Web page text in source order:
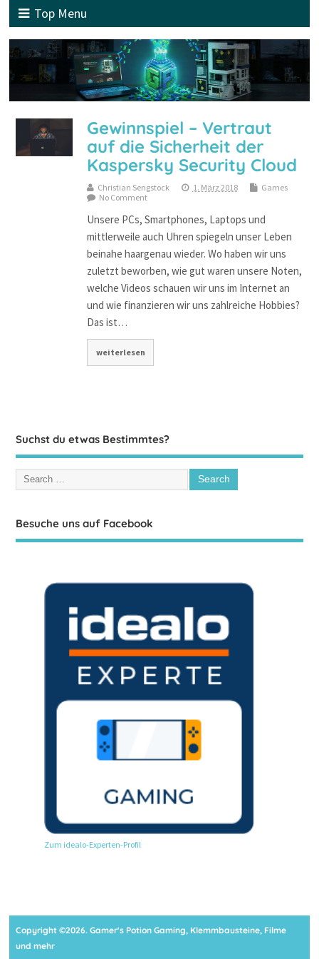
Top Menu
Gewinnspiel – Vertraut
auf die Sicherheit der
Kaspersky Security Cloud
Christian Sengstock 1. März 2018
Games
No Comment
Unsere PCs, Smartphones, Laptops und
mittlerweile auch Uhren spiegeln unser Leben
beinahe haargenau wieder. Wo haben wir uns
zuletzt beworben, wie gut waren unsere Noten,
welche Videos schauen wir uns im Internet an
und wie finanzieren wir uns zahlreiche Hobbies?
Das ist…
weiterlesen
Suchst du etwas Bestimmtes?
Besuche uns auf Facebook
Zum idealo-Experten-Profil
Copyright ©2026. Gamer's Potion Gaming, Klemmbausteine, Filme
und mehr